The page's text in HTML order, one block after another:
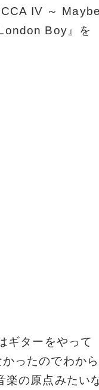
IV ～
Boy』を
ギターをやって
ったのでわから
楽の原点みたい